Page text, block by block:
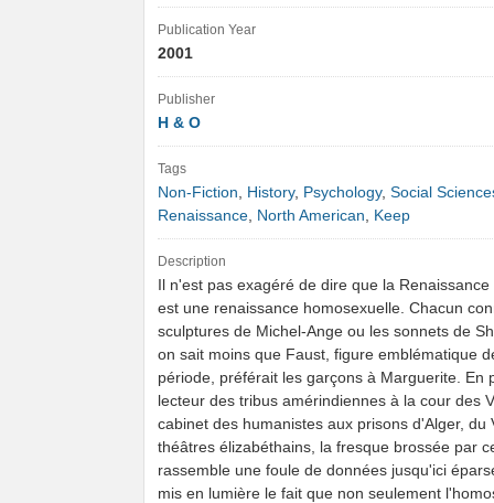
Publication Year
2001
Publisher
H & O
Tags
Non-Fiction, History, Psychology, Social
Renaissance, North American, Keep
Description
Il n'est pas exagéré de dire que la
est une renaissance homosexuelle. Chacun
sculptures de Michel-Ange ou les sonnets de
on sait moins que Faust, figure emblématique
période, préférait les garçons à Marguerite. En
lecteur des tribus amérindiennes à la cour des
cabinet des humanistes aux prisons d'Alger, du
théâtres élizabéthains, la fresque brossée par
rassemble une foule de données jusqu'ici
mis en lumière le fait que non seulement